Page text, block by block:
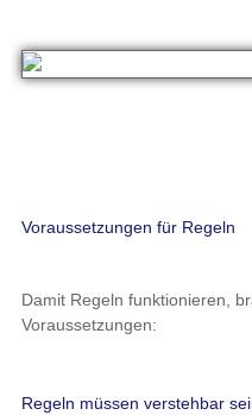
Voraussetzungen für Regeln
Damit Regeln funktionieren,
Voraussetzungen:
Regeln müssen verstehbar